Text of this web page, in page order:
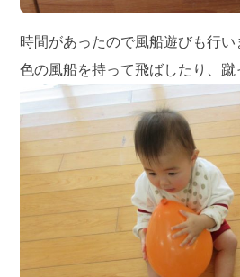
時間があったので風船遊びも行
色の風船を持って飛ばしたり、蹴